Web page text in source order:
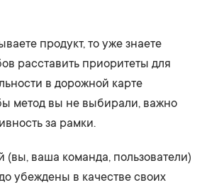
продукт, то уже знаете
расставить приоритеты для
в дорожной карте
метод вы не выбирали, важно
за рамки.
ваша команда, пользователи)
убеждены в качестве своих